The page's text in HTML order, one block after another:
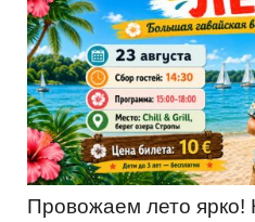
Провожаем лето ярко!